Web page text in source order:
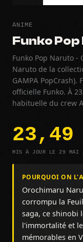
ANIME
Funko
Funko Pop Naruto
Naruto de la
GAMPA PopCrash).
officielle Funko. À
habituelle du crew
23,49
MIS À JOUR LE 29 MAI
POURQUOI ON
Orochimaru
corrompu la
saga, ce shinobi
l'immortalité et
mémorables en